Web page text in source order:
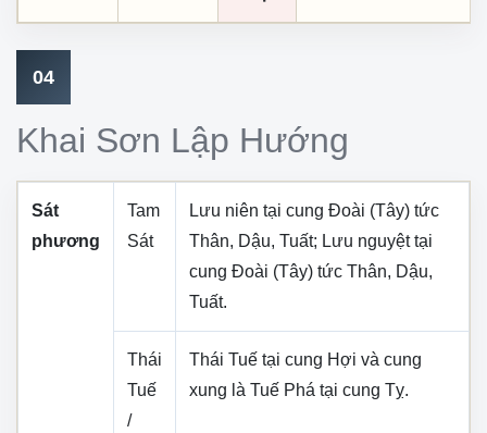
04
Khai Sơn Lập Hướng
Sát
phương
Tam
Sát
Lưu niên tại cung Đoài (Tây) tức
Thân, Dậu, Tuất; Lưu nguyệt tại
cung Đoài (Tây) tức Thân, Dậu,
Tuất.
Thái
Tuế
/
Thái Tuế tại cung Hợi và cung
xung là Tuế Phá tại cung Tỵ.